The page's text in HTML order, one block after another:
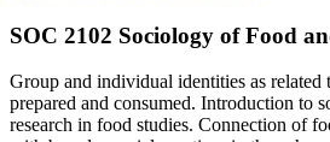
SOC 2102 Sociology of Food
Group and individual identities as related
prepared and consumed. Introduction to
research in food studies. Connection of